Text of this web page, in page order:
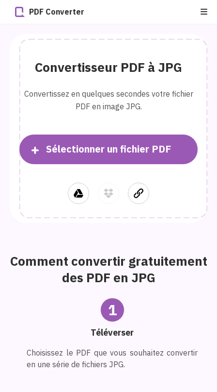
PDF Converter
Convertisseur PDF à JPG
Convertissez en quelques secondes votre fichier
PDF en image JPG.
Sélectionner un fichier PDF
Comment convertir gratuitement
des PDF en JPG
1
Téléverser
Choisissez le PDF que vous souhaitez convertir
en une série de fichiers JPG.